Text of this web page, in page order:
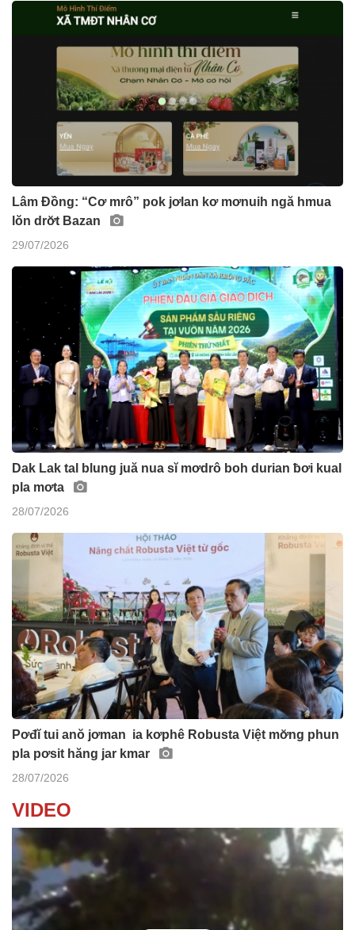
Lâm Đồng: “Cơ mrô” pok jơlan kơ mơnuih ngă hmua
lŏn drơ̆t Bazan
29/07/2026
Dak Lak tal blung juă nua sĭ mơdrô boh durian ƀơi kual
pla mơta
28/07/2026
Pơđĭ tui anŏ jơman ia kơphê Robusta Việt mơ̆ng phun
pla pơsit hăng jar kmar
28/07/2026
VIDEO